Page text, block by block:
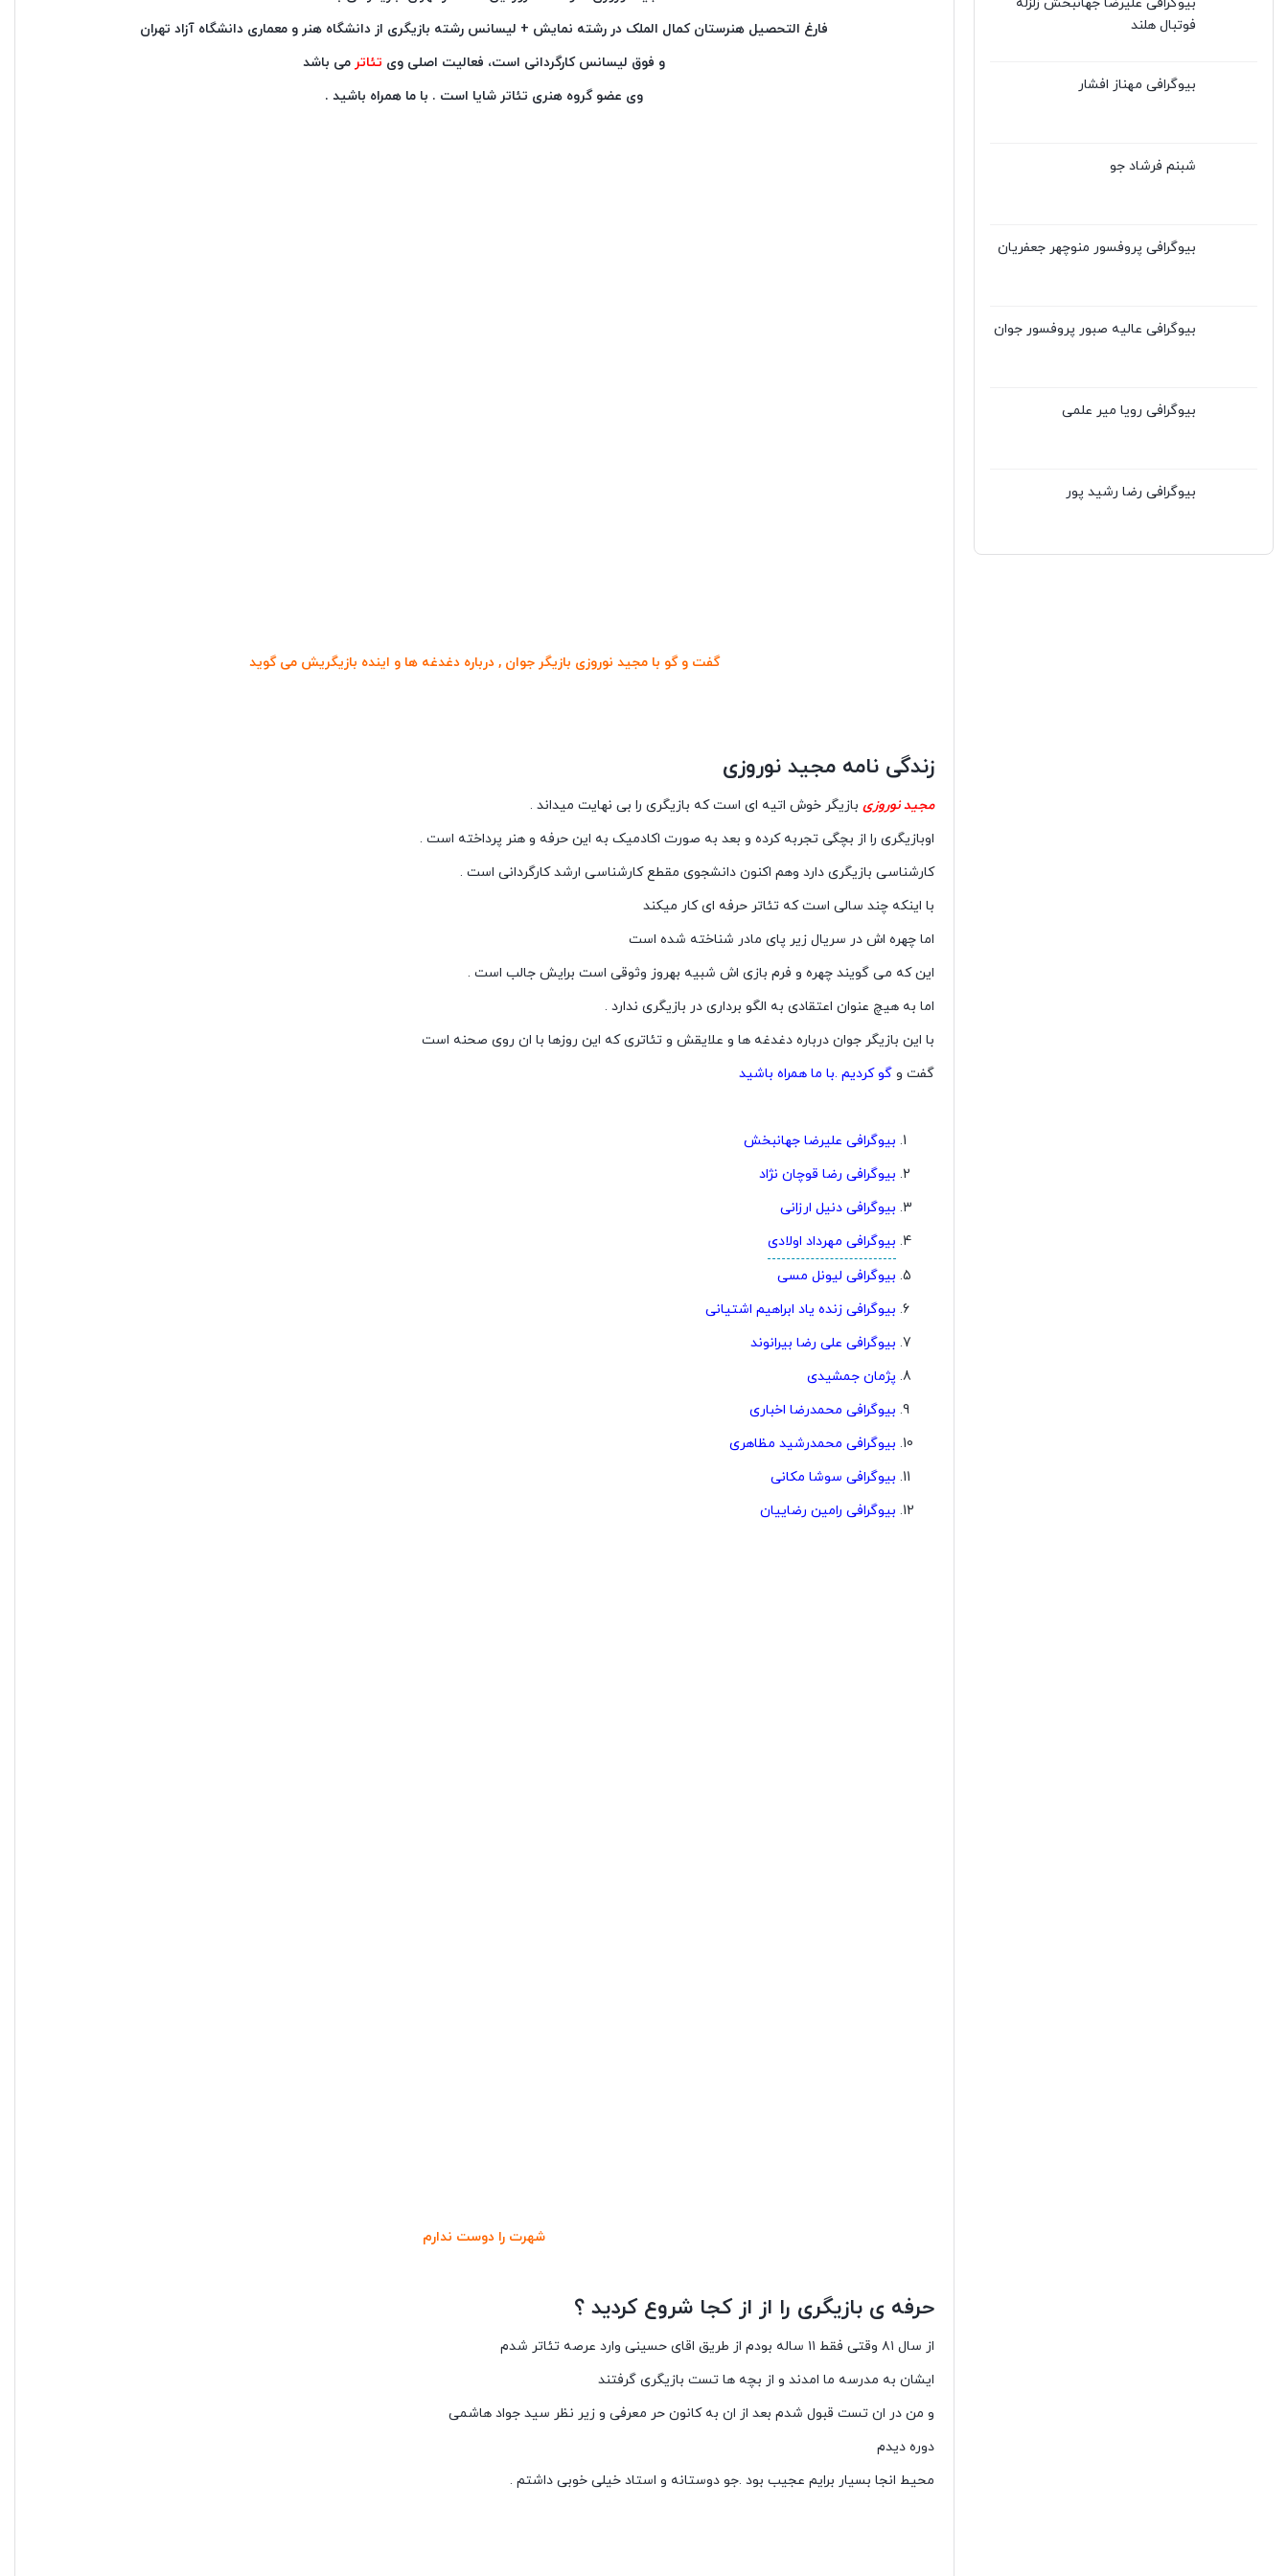
فوتبال هلند
بیوگرافی مهناز افشار
شبنم فرشاد جو
بیوگرافی پروفسور منوچهر جعفریان
بیوگرافی عالیه صبور پروفسور جوان
بیوگرافی رویا میر علمی
بیوگرافی رضا رشید پور
فارغ التحصیل هنرستان کمال الملک در رشته نمایش + لیسانس رشته بازیگری از دانشگاه هنر و معماری دانشگاه آزاد تهران
و فوق لیسانس کارگردانی است، فعالیت اصلی وی تئاتر می باشد
وی عضو گروه هنری تئاتر شایا است . با ما همراه باشید .
گفت و گو با مجید نوروزی بازیگر جوان , درباره دغدغه ها و اینده بازیگریش می گوید
زندگی نامه مجید نوروزی
مجید نوروزی بازیگر خوش اتیه ای است که بازیگری را بی نهایت میداند .
اوبازیگری را از بچگی تجربه کرده و بعد به صورت اکادمیک به این حرفه و هنر پرداخته است .
کارشناسی بازیگری دارد وهم اکنون دانشجوی مقطع کارشناسی ارشد کارگردانی است .
با اینکه چند سالی است که تئاتر حرفه ای کار میکند
اما چهره اش در سریال زیر پای مادر شناخته شده است
این که می گویند چهره و فرم بازی اش شبیه بهروز وثوقی است برایش جالب است .
اما به هیچ عنوان اعتقادی به الگو برداری در بازیگری ندارد .
با این بازیگر جوان درباره دغدغه ها و علایقش و تئاتری که این روزها با ان روی صحنه است
گفت وگو کردیم .با ما همراه باشید
بیوگرافی علیرضا جهانبخش
بیوگرافی رضا قوچان نژاد
بیوگرافی دنیل ارزانی
بیوگرافی مهرداد اولادی
بیوگرافی لیونل مسی
بیوگرافی زنده یاد ابراهیم اشتیانی
بیوگرافی علی رضا بیرانوند
پژمان جمشیدی
بیوگرافی محمدرضا اخباری
بیوگرافی محمدرشید مظاهری
بیوگرافی سوشا مکانی
بیوگرافی رامین رضاییان
شهرت را دوست ندارم
حرفه ی بازیگری را از از کجا شروع کردید ؟
از سال ۸۱ وقتی فقط ۱۱ ساله بودم از طریق اقای حسینی وارد عرصه تئاتر شدم
ایشان به مدرسه ما امدند و از بچه ها تست بازیگری گرفتند
و من در ان تست قبول شدم بعد از ان به کانون حر معرفی و زیر نظر سید جواد هاشمی
دوره دیدم
محیط انجا بسیار برایم عجیب بود .جو دوستانه و استاد خیلی خوبی داشتم .